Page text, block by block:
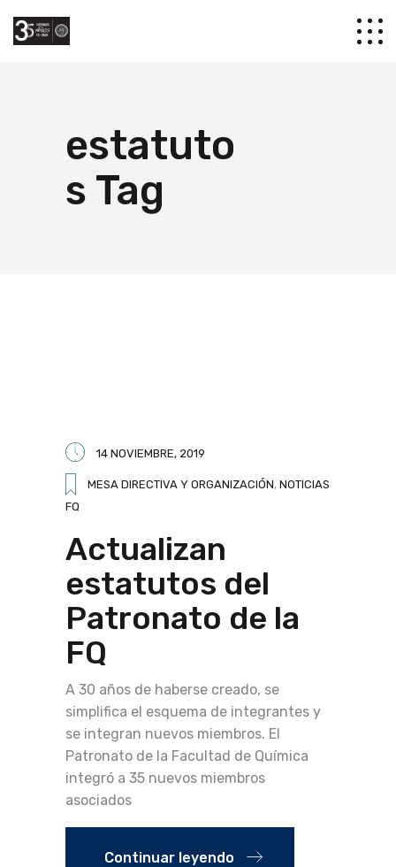
estatuto
s Tag
14 NOVIEMBRE, 2019
MESA DIRECTIVA Y ORGANIZACIÓN, NOTICIAS
FQ
Actualizan
estatutos del
Patronato de la
FQ
A 30 años de haberse creado, se
simplifica el esquema de integrantes y
se integran nuevos miembros. El
Patronato de la Facultad de Química
integró a 35 nuevos miembros
asociados
Continuar leyendo